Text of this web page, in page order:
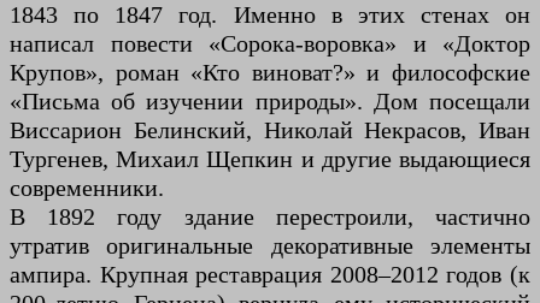
1843 по 1847 год. Именно в этих стенах он
написал повести «Сорока-воровка» и «Доктор
Крупов», роман «Кто виноват?» и философские
«Письма об изучении природы». Дом посещали
Виссарион Белинский, Николай Некрасов, Иван
Тургенев, Михаил Щепкин и другие выдающиеся
современники.
В 1892 году здание перестроили, частично
утратив оригинальные декоративные элементы
ампира. Крупная реставрация 2008–2012 годов (к